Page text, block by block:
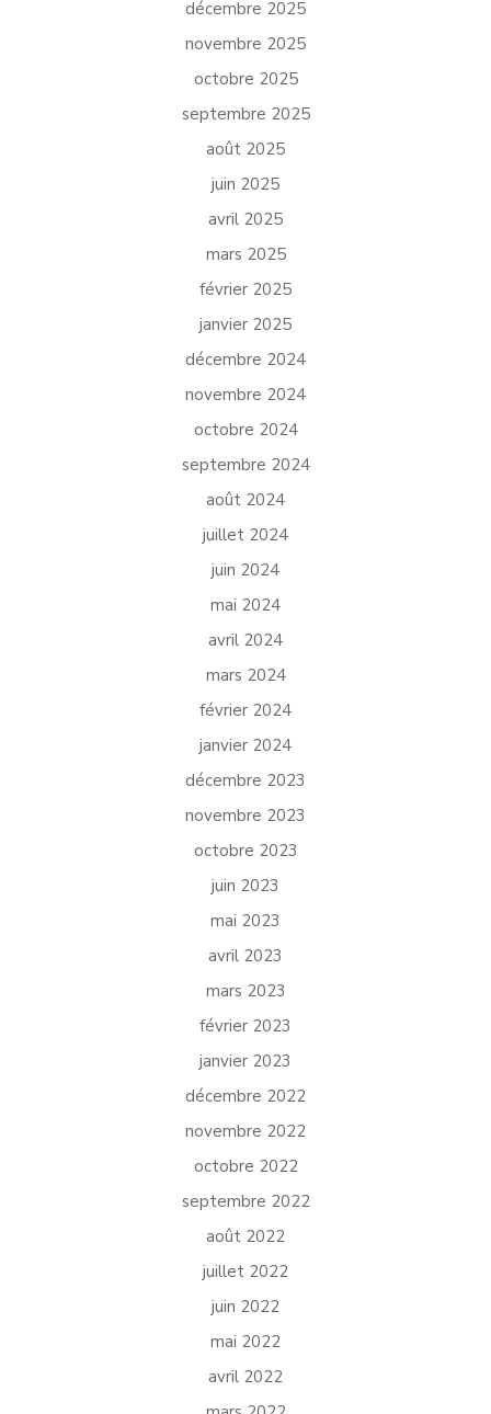
décembre 2025
novembre 2025
octobre 2025
septembre 2025
août 2025
juin 2025
avril 2025
mars 2025
février 2025
janvier 2025
décembre 2024
novembre 2024
octobre 2024
septembre 2024
août 2024
juillet 2024
juin 2024
mai 2024
avril 2024
mars 2024
février 2024
janvier 2024
décembre 2023
novembre 2023
octobre 2023
juin 2023
mai 2023
avril 2023
mars 2023
février 2023
janvier 2023
décembre 2022
novembre 2022
octobre 2022
septembre 2022
août 2022
juillet 2022
juin 2022
mai 2022
avril 2022